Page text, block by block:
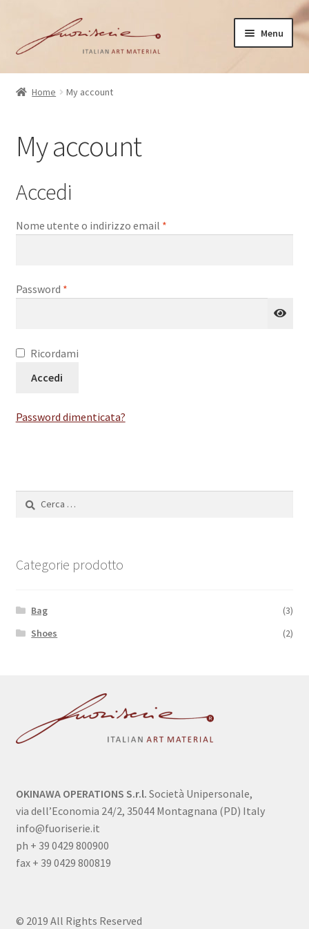
alla
al
Menu
Home
Checkout
My account
Home My account
My account
Accedi
Nome utente o indirizzo email *Richiesto
Password *Richiesto
Ricordami
Accedi
Password dimenticata?
Ricerca
Categorie prodotto
Bag
(3)
Shoes
(2)
OKINAWA OPERATIONS S.r.l. Società Unipersonale,
via dell’Economia 24/2, 35044 Montagnana (PD) Italy
info@fuoriserie.it
ph + 39 0429 800900
fax + 39 0429 800819
© 2019 All Rights Reserved